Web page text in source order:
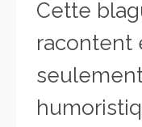
Cette
racontent